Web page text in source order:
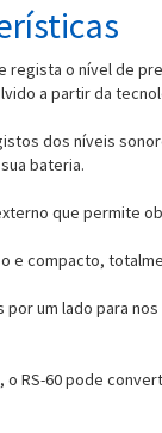
regista o nível de
a partir da
dos níveis
bateria.
que permite
e compacto,
um lado para
o RS-60 pode